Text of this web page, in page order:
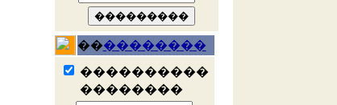
����������
����������
��������